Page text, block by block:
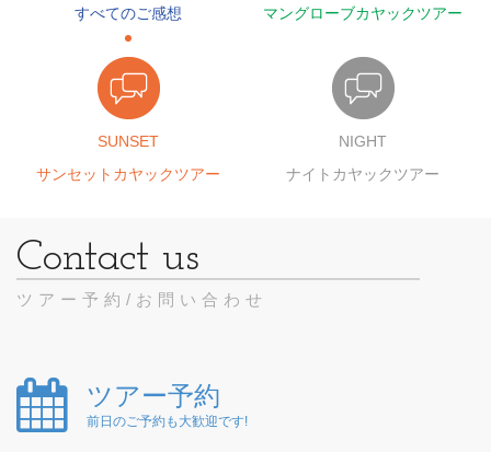
すべてのご感想
マングローブカヤックツアー
SUNSET
サンセットカヤックツアー
NIGHT
ナイトカヤックツアー
ツアー予約/お問い合わせ
ツアー予約
前日のご予約も大歓迎です!